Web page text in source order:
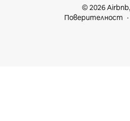
© 2026
Поверителност